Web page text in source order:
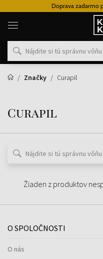
Doprava zadarmo
na
Značky
Curapil
Curapil
Žiaden z produktov
O SPOLOČNOSTI
O nás